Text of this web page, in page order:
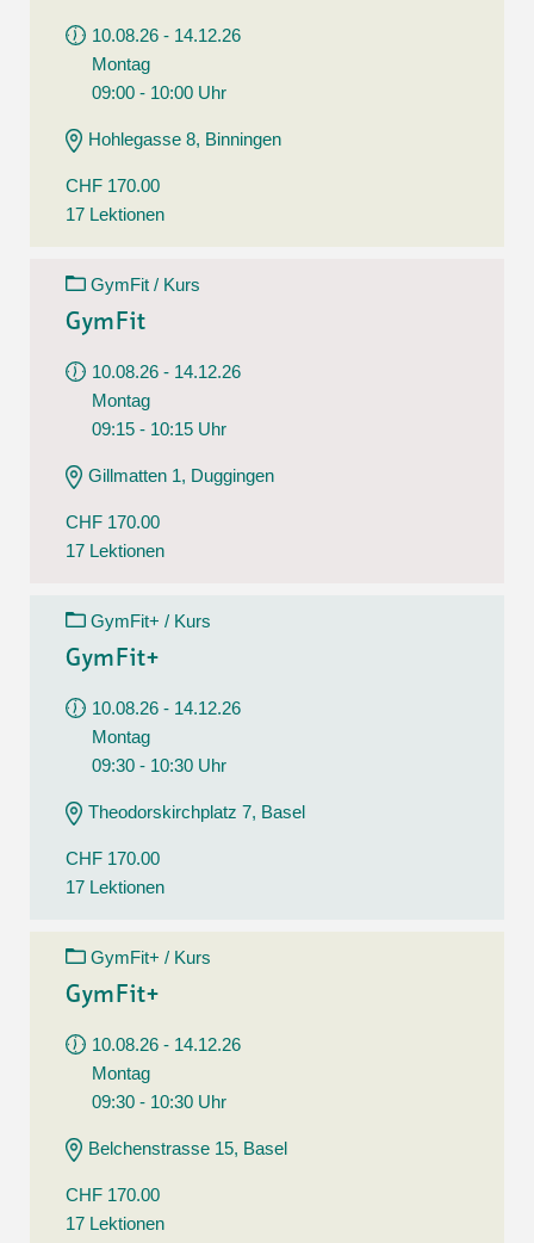
10.08.26 - 14.12.26
Montag
09:00 - 10:00 Uhr
Hohlegasse 8, Binningen
CHF 170.00
17 Lektionen
GymFit / Kurs
GymFit
10.08.26 - 14.12.26
Montag
09:15 - 10:15 Uhr
Gillmatten 1, Duggingen
CHF 170.00
17 Lektionen
GymFit+ / Kurs
GymFit+
10.08.26 - 14.12.26
Montag
09:30 - 10:30 Uhr
Theodorskirchplatz 7, Basel
CHF 170.00
17 Lektionen
GymFit+ / Kurs
GymFit+
10.08.26 - 14.12.26
Montag
09:30 - 10:30 Uhr
Belchenstrasse 15, Basel
CHF 170.00
17 Lektionen